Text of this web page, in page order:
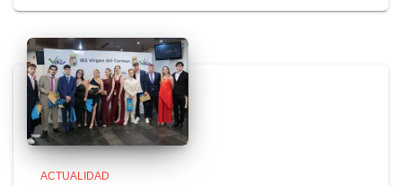
ACTUALIDAD